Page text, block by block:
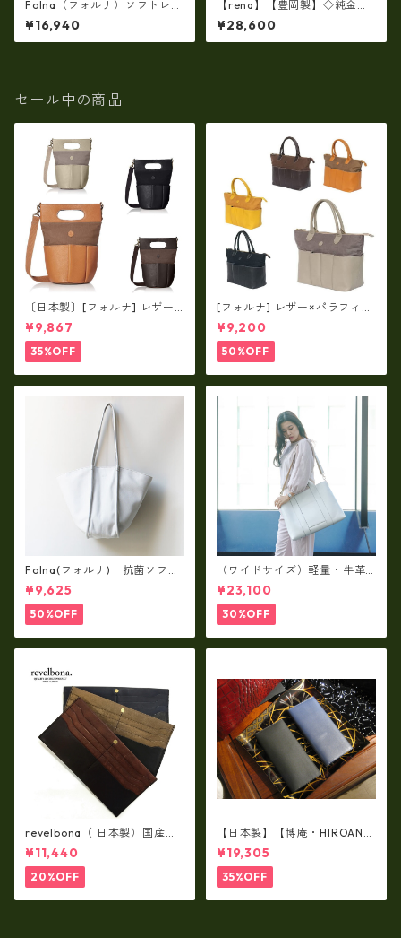
Folna（フォルナ）ソフトレザ
ーショート天溝薄マチ・がま
口長財布(牛革製・日本製）fo
-2993877
¥16,940
【rena】【豊岡製】◇純金銀
箔革製品・限定生産☆スペイ
ン牛革（仔牛革）手絞り＆オ
イルレザー長財布(FB-0091)
¥28,600
セール中の商品
〔日本製〕[フォルナ] レザー×
パラフィン筒型2way シュリン
クレザー×79Aパラフィン fo
-259630
¥9,867
35%OFF
[フォルナ] レザー×パラフィン
筒型2way シュリンクレザー×
79Aパラフィン トートL fo-2
59632
¥9,200
50%OFF
Folna(フォルナ) 抗菌ソフト
スムースレザー トートバッグ
¥9,625
50%OFF
（ワイドサイズ）軽量・牛革
製品・2WAYヌメ革トートバッ
グ（A3サイズ/日本製）(高収
納）ir-02G
¥23,100
30%OFF
revelbona（ 日本製）国産牛
革製・お札入れ ロングウォ
レット rl-001
¥11,440
20%OFF
【日本製】【博庵・HIROAN】
最高級牛革（ボーテッド）札
入れ・長財布 ha-21535
¥19,305
35%OFF